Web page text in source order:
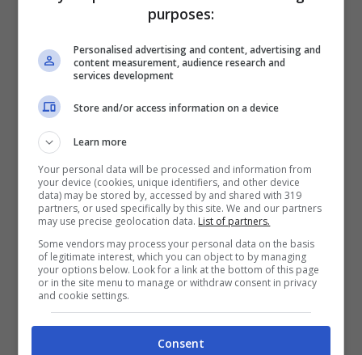
le sue parole
EXTRA
Gengive e salute
bocca è uno specchio
(sottovalutato)
dell’intero organismo
GOSSIP
Alba Parietti furiosa nel
podcast di Giulia Salemi:
«Impara l’educazione».
Lite vera o strategia
social?
CURIOSITÀ
purposes:
Personalised advertising and content, advertising and
content measurement, audience research and
services development
Store and/or access information on a device
Learn more
Your personal data will be processed and information from
your device (cookies, unique identifiers, and other device
data) may be stored by, accessed by and shared with 319
partners, or used specifically by this site. We and our partners
may use precise geolocation data. List of partners.
Some vendors may process your personal data on the basis
of legitimate interest, which you can object to by managing
your options below. Look for a link at the bottom of this page
or in the site menu to manage or withdraw consent in privacy
and cookie settings.
Consent